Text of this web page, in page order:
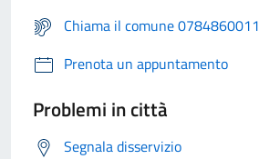
Chiama il comune 0784860011
Prenota un appuntamento
Problemi in città
Segnala disservizio